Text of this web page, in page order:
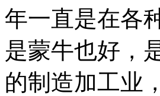
年一直是在各
是蒙牛也好，
的制造加工业